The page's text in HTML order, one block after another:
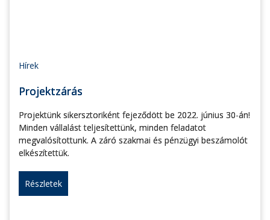
Hírek
Projektzárás
Projektünk sikersztoriként fejeződött be 2022. június 30-án!
Minden vállalást teljesítettünk, minden feladatot
megvalósítottunk. A záró szakmai és pénzügyi beszámolót
elkészítettük.
Részletek